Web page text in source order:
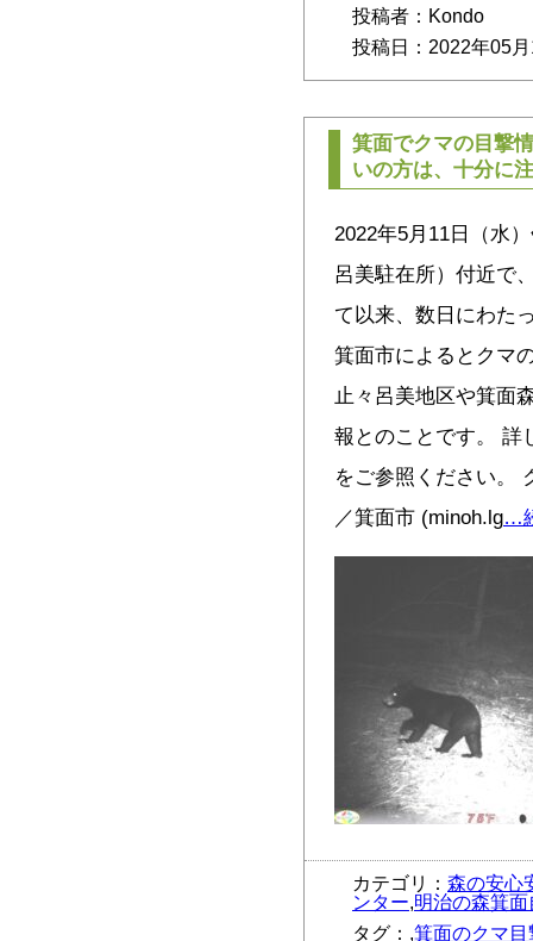
投稿者：Kondo
投稿日：2022年05
箕面でクマの目撃
いの方は、十分に
2022年5月11日（水
呂美駐在所）付近で
て以来、数日にわた
箕面市によるとクマ
止々呂美地区や箕面
報とのことです。 詳
をご参照ください。
／箕面市 (minoh.lg…
カテゴリ： 森の安心
ンター,明治の森箕
タグ：,箕面のクマ目